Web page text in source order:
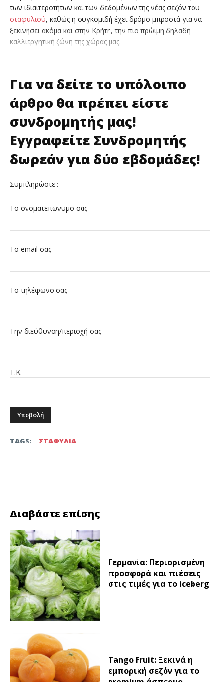
των ιδιαιτεροτήτων και των δεδομένων της νέας σεζόν του
σταφυλιού, καθώς η συγκομιδή έχει δρόμο μπροστά για να
ξεκινήσει ακόμα και στην Κρήτη, την πιο πρώιμη δηλαδή
καλλιεργητική ζώνη της χώρας μας.
Για να δείτε το υπόλοιπο
άρθρο θα πρέπει είστε
συνδρομητής μας!
Εγγραφείτε Συνδρομητής
δωρεάν για δύο εβδομάδες!
Συμπληρώστε :
Το ονοματεπώνυμο σας
Το email σας
Το τηλέφωνο σας
Την διεύθυνση/περιοχή σας
Τ.Κ.
TAGS: ΣΤΑΦΥΛΙΑ
Διαβάστε επίσης
Γερμανία: Περιορισμένη
προσφορά και πιέσεις
στις τιμές για το iceberg
Tango Fruit: Ξεκινά η
εμπορική σεζόν για το